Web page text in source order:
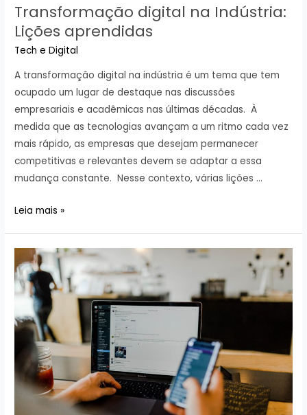
Transformação digital na Indústria:
Lições aprendidas
Tech e Digital
A transformação digital na indústria é um tema que tem
ocupado um lugar de destaque nas discussões
empresariais e acadêmicas nas últimas décadas. À
medida que as tecnologias avançam a um ritmo cada vez
mais rápido, as empresas que desejam permanecer
competitivas e relevantes devem se adaptar a essa
mudança constante. Nesse contexto, várias lições …
Transformação
Indústria:
Lições
aprendidas
Leia mais »